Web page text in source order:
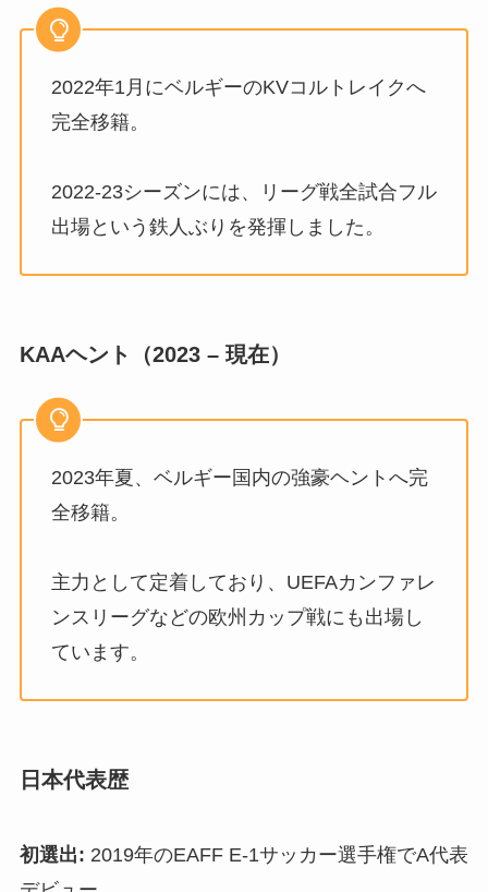
2022年1月にベルギーのKVコルトレイクへ
完全移籍。
2022-23シーズンには、リーグ戦全試合フル
出場という鉄人ぶりを発揮しました。
KAAヘント（2023 – 現在）
2023年夏、ベルギー国内の強豪ヘントへ完
全移籍。
主力として定着しており、UEFAカンファレ
ンスリーグなどの欧州カップ戦にも出場し
ています。
日本代表歴
初選出: 2019年のEAFF E-1サッカー選手権でA代表